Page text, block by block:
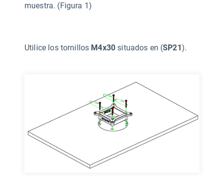
muestra. (Figura 1)
Utilice los tornillos M4x30 situados en (SP21).